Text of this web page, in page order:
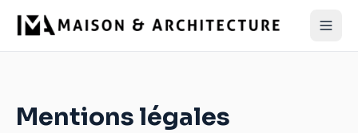
Mentions légales